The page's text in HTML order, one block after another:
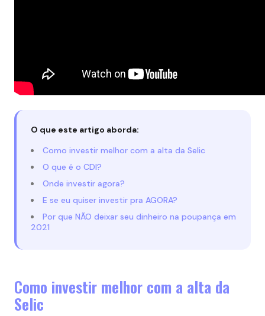
O que este artigo aborda:
Como investir melhor com a alta da Selic
O que é o CDI?
Onde investir agora?
E se eu quiser investir pra AGORA?
Por que NÃO deixar seu dinheiro na poupança em
2021
Como investir melhor com a alta da
Selic